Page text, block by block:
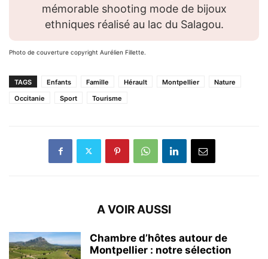
mémorable shooting mode de bijoux
ethniques réalisé au lac du Salagou.
Photo de couverture copyright Aurélien Fillette.
TAGS Enfants Famille Hérault Montpellier
Nature
Occitanie
Sport Tourisme
A VOIR AUSSI
Chambre d’hôtes autour de
Montpellier : notre sélection